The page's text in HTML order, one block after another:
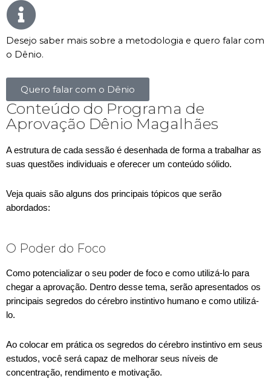
Desejo saber mais sobre a metodologia e quero falar com
o Dênio.
Quero falar com o Dênio
Conteúdo do Programa de
Aprovação Dênio Magalhães
A estrutura de cada sessão é desenhada de forma a trabalhar as
suas questões individuais e oferecer um conteúdo sólido.
Veja quais são alguns dos principais tópicos que serão
abordados:
O Poder do Foco
Como potencializar o seu poder de foco e como utilizá-lo para
chegar a aprovação. Dentro desse tema, serão apresentados os
principais segredos do cérebro instintivo humano e como utilizá-
lo.
Ao colocar em prática os segredos do cérebro instintivo em seus
estudos, você será capaz de melhorar seus níveis de
concentração, rendimento e motivação.